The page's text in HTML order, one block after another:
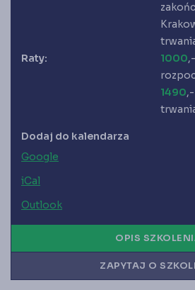
Raty:
1000
1490
Dodaj do kalendarza
Google
iCal
Outlook
OPIS
ZAPYTAJ O